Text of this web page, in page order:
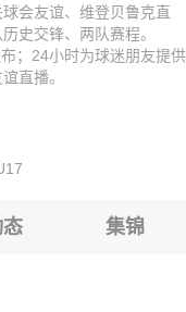
克VS希尔特鲁普
克VS希尔特鲁普
克VS希尔特鲁普
克VS希尔特鲁普
克VS希尔特鲁普
会友谊、维登贝鲁克直
史交锋、两队赛程。
；24小时为球迷朋友提供
直播。
态 集锦